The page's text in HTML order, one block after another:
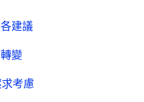
建議
變
考慮